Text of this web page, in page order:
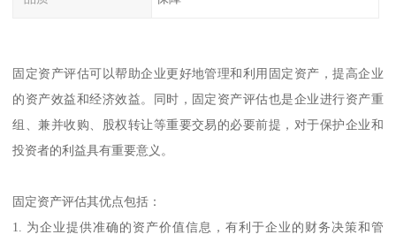
固定资产评估可以帮助企业更好地管理和利用固定资产，提高企业
的资产效益和经济效益。同时，固定资产评估也是企业进行资产重
组、兼并收购、股权转让等重要交易的必要前提，对于保护企业和
投资者的利益具有重要意义。
固定资产评估其优点包括：
1. 为企业提供准确的资产价值信息，有利于企业的财务决策和管